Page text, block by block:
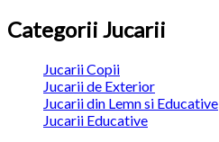
Categorii Jucarii
Jucarii Copii
Jucarii de Exterior
Jucarii din Lemn si Educative
Jucarii Educative